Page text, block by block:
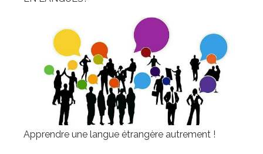
Apprendre une langue étrangère autrement !